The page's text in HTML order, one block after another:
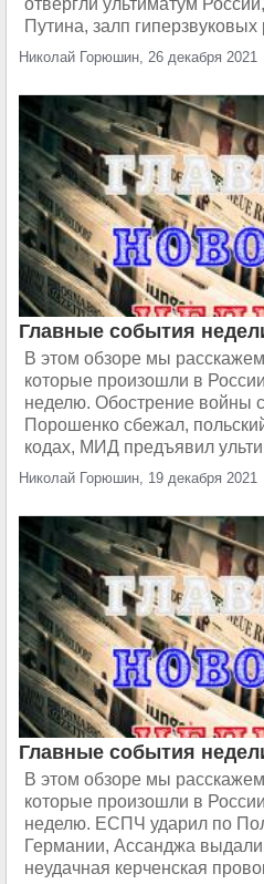
отвергли ультиматум
Путина, залп гиперзвуковых
Николай Горюшин, 26 декабря 2021
Главные события
В этом обзоре мы
которые произошли в
неделю. Обострение войны
Порошенко сбежал,
кодах, МИД предъявил
Николай Горюшин, 19 декабря 2021
Главные события
В этом обзоре мы
которые произошли в
неделю. ЕСПЧ ударил по
Германии, Ассанджа
неудачная керченская